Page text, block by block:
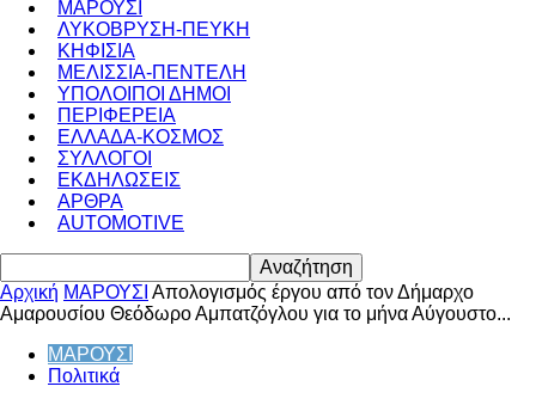
ΜΑΡΟΥΣΙ
ΛΥΚΟΒΡΥΣΗ-ΠΕΥΚΗ
ΚΗΦΙΣΙΑ
ΜΕΛΙΣΣΙΑ-ΠΕΝΤΕΛΗ
ΥΠΟΛΟΙΠΟΙ ΔΗΜΟΙ
ΠΕΡΙΦΕΡΕΙΑ
ΕΛΛΑΔΑ-ΚΟΣΜΟΣ
ΣΥΛΛΟΓΟΙ
ΕΚΔΗΛΩΣΕΙΣ
ΑΡΘΡΑ
AUTOMOTIVE
Αρχική ΜΑΡΟΥΣΙ Απολογισμός έργου από τον Δήμαρχο
Αμαρουσίου Θεόδωρο Αμπατζόγλου για το μήνα Αύγουστο...
ΜΑΡΟΥΣΙ
Πολιτικά